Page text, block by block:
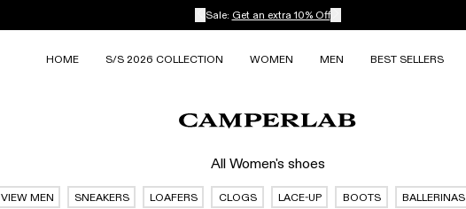
Sale: Get an extra 10% Off
HOME S/S 2026 COLLECTION WOMEN MEN BEST SELLERS
All Women's shoes
VIEW MEN SNEAKERS LOAFERS CLOGS LACE-UP BOOTS BALLERINAS